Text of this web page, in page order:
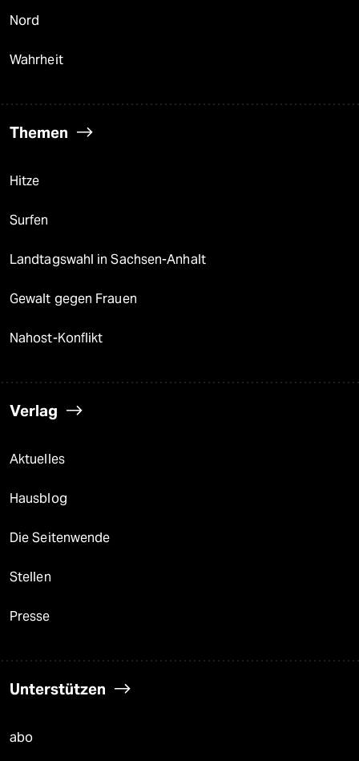
Nord
Wahrheit
Themen
Hitze
Surfen
Landtagswahl in Sachsen-Anhalt
Gewalt gegen Frauen
Nahost-Konflikt
Verlag
Aktuelles
Hausblog
Die Seitenwende
Stellen
Presse
Unterstützen
abo